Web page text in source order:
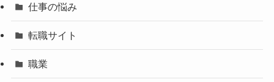
仕事の悩み
転職サイト
職業